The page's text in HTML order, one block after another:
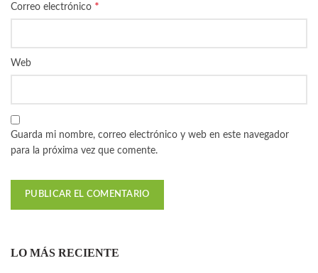
Correo electrónico *
Web
Guarda mi nombre, correo electrónico y web en este navegador
para la próxima vez que comente.
LO MÁS RECIENTE